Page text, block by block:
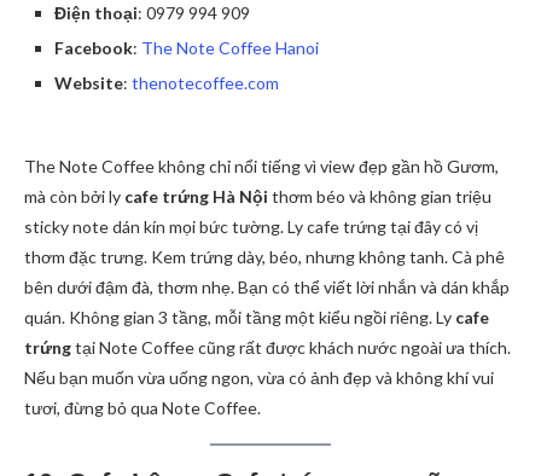
Điện thoại: 0979 994 909
Facebook: The Note Coffee Hanoi
Website: thenotecoffee.com
The Note Coffee không chỉ nổi tiếng vì view đẹp gần hồ Gươm,
mà còn bởi ly cafe trứng Hà Nội thơm béo và không gian triệu
sticky note dán kín mọi bức tường. Ly cafe trứng tại đây có vị
thơm đặc trưng. Kem trứng dày, béo, nhưng không tanh. Cà phê
bên dưới đậm đà, thơm nhẹ. Bạn có thể viết lời nhắn và dán khắp
quán. Không gian 3 tầng, mỗi tầng một kiểu ngồi riêng. Ly cafe
trứngtại Note Coffee cũng rất được khách nước ngoài ưa thích.
Nếu bạn muốn vừa uống ngon, vừa có ảnh đẹp và không khí vui
tươi, đừng bỏ qua Note Coffee.